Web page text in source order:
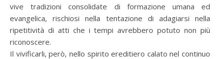
vive tradizioni consolidate di formazione umana ed
evangelica, rischiosi nella tentazione di adagiarsi nella
ripetitività di atti che i tempi avrebbero potuto non più
riconoscere.
Il vivificarli, però, nello spirito ereditiero calato nel continuo